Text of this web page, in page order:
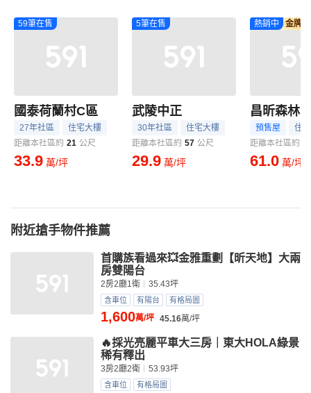
59筆在售
國泰荷蘭村C區
27年社區
住宅大樓
距離本社區約 21 公尺
33.9 萬/坪
5筆在售
武陵中正
30年社區
住宅大樓
距離本社區約 57 公尺
29.9 萬/坪
熱銷中 金牌
昌昕森林
預售屋
住
距離本社區約
61.0 萬/坪
附近搶手物件推薦
首購族看過來💥金雅重劃【昕天地】大兩
房雙陽台
2房2廳1衛 35.43坪
含車位 有陽台 有格局圖
1,600萬/坪 45.16萬/坪
🔥採光亮麗平車大三房｜東大HOLA綠景
稀有釋出
3房2廳2衛 53.93坪
含車位 有格局圖